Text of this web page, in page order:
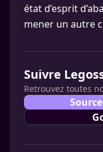
état d’esprit
mener un autre
Suivre
Retrouvez toutes